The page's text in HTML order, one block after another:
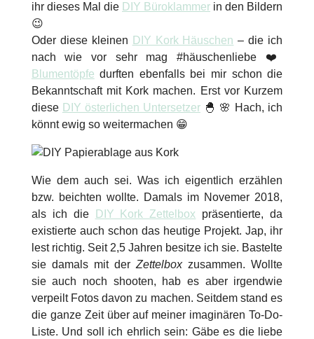
ihr dieses Mal die DIY Büroklammer in den Bildern
😉
Oder diese kleinen DIY Kork Häuschen – die ich
nach wie vor sehr mag #häuschenliebe ❤️
Blumentöpfe durften ebenfalls bei mir schon die
Bekanntschaft mit Kork machen. Erst vor Kurzem
diese DIY österlichen Untersetzer🐣 🌸 Hach, ich
könnt ewig so weitermachen 😁
Wie dem auch sei. Was ich eigentlich erzählen
bzw. beichten wollte. Damals im Novemer 2018,
als ich die
DIY Kork Zettelbox präsentierte, da
existierte auch schon das heutige Projekt. Jap, ihr
lest richtig. Seit 2,5 Jahren besitze ich sie. Bastelte
sie damals mit derZettelboxzusammen. Wollte
sie auch noch shooten, hab es aber irgendwie
verpeilt Fotos davon zu machen. Seitdem stand es
die ganze Zeit über auf meiner imaginären To-Do-
Liste. Und soll ich ehrlich sein: Gäbe es die liebe